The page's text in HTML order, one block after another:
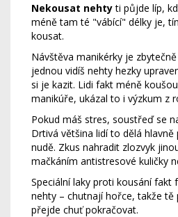
Nekousat nehtyti půjde líp,
méně tam té "vábící" délky je,
kousat.
Návštěva manikérky je
jednou vidíš nehty hezky
si je kazit. Lidi fakt méně
manikúře, ukázal to i výzkum z
Pokud máš stres, soustřeď se
Drtivá většina lidí to dělá
nudě. Zkus nahradit zlozvyk
mačkáním antistresové kuličky
Speciální laky proti kousání fakt
nehty – chutnají hořce, takže tě
přejde chuť pokračovat.